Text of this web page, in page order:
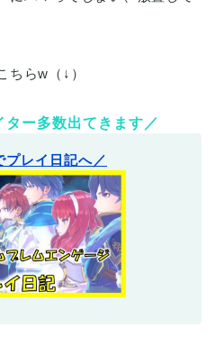
ちらw（↓）
ター多数出てきます／
プレイ日記へ／